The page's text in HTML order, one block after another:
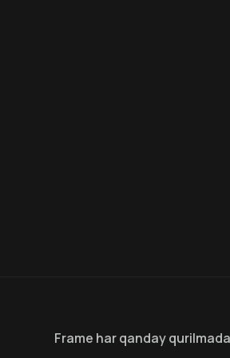
Frame har qanday qurilmada